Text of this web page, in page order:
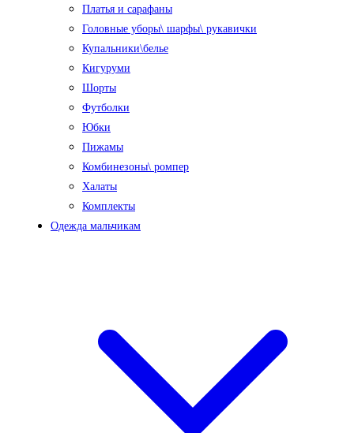
Платья и сарафаны
Головные уборы\ шарфы\ рукавички
Купальники\белье
Кигуруми
Шорты
Футболки
Юбки
Пижамы
Комбинезоны\ ромпер
Халаты
Комплекты
Одежда мальчикам